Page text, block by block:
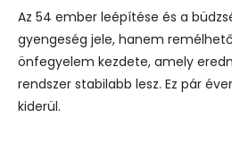
Az 54 ember leépítése és a
gyengeség jele, hanem
önfegyelem kezdete, amely
rendszer stabilabb lesz. Ez pár
kiderül.